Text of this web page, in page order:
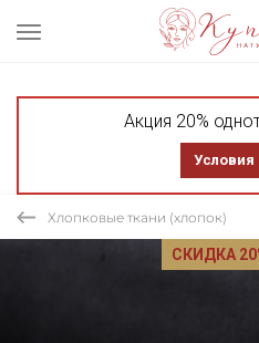
Акция 20%
Условия
Хлопковые ткани (хлопок)
СКИДКА